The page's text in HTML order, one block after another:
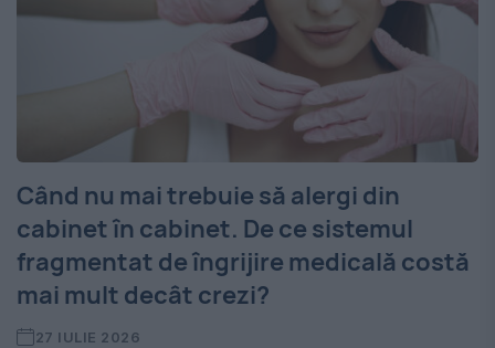
Când nu mai trebuie să alergi din
cabinet în cabinet. De ce sistemul
fragmentat de îngrijire medicală costă
mai mult decât crezi?
27 IULIE 2026